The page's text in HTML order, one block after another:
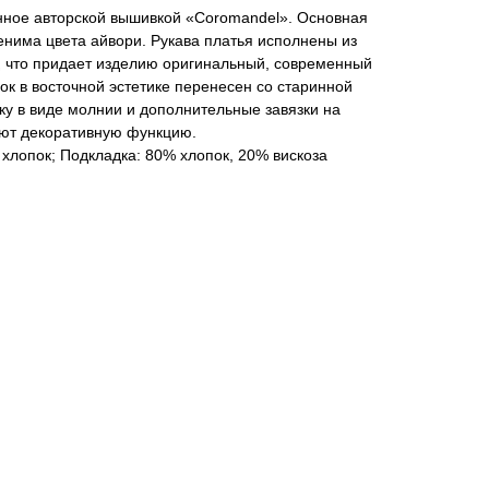
авторской вышивкой «Coromandel». Основная
цвета айвори. Рукава платья исполнены из
что придает изделию оригинальный, современный
в восточной эстетике перенесен со старинной
в виде молнии и дополнительные завязки на
декоративную функцию.
Подкладка: 80% хлопок, 20% вискоза